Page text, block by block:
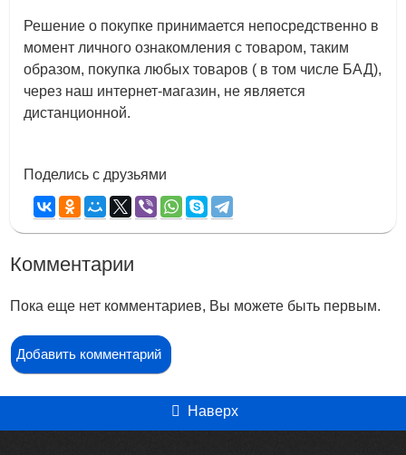
Решение о покупке принимается непосредственно в
момент личного ознакомления с товаром, таким
образом, покупка любых товаров ( в том числе БАД),
через наш интернет-магазин, не является
дистанционной.
Поделись с друзьями
Комментарии
Пока еще нет комментариев, Вы можете быть первым.
Добавить комментарий
Наверх